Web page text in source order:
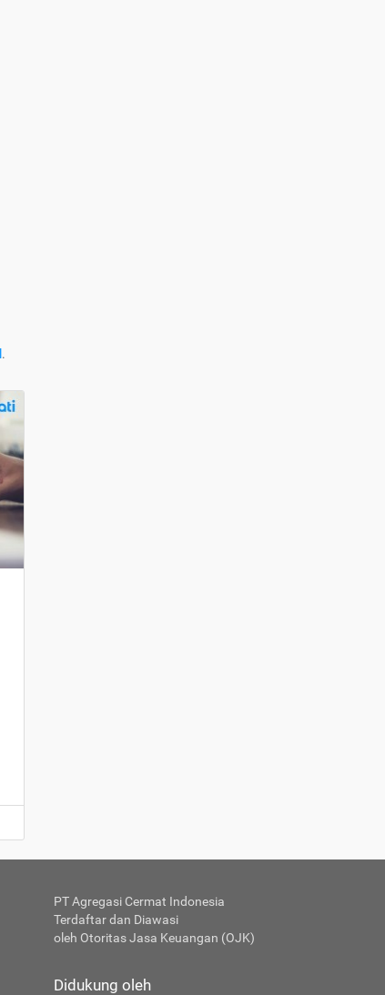
.
PT Agregasi Cermat Indonesia
Terdaftar dan Diawasi
oleh Otoritas Jasa Keuangan (OJK)
Didukung oleh